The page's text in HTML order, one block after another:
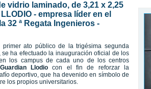
vidrio laminado, de 3,21 x 2,25
- empresa líder en el
32 ª Regata Ingenieros -
ato público de la trigésima segunda
ha efectuado la inauguración oficial de los
los campus de cada uno de los centros
Guardian Llodiocon el fin de reforzar la
deportivo, que ha devenido en símbolo de
los propios universitarios.